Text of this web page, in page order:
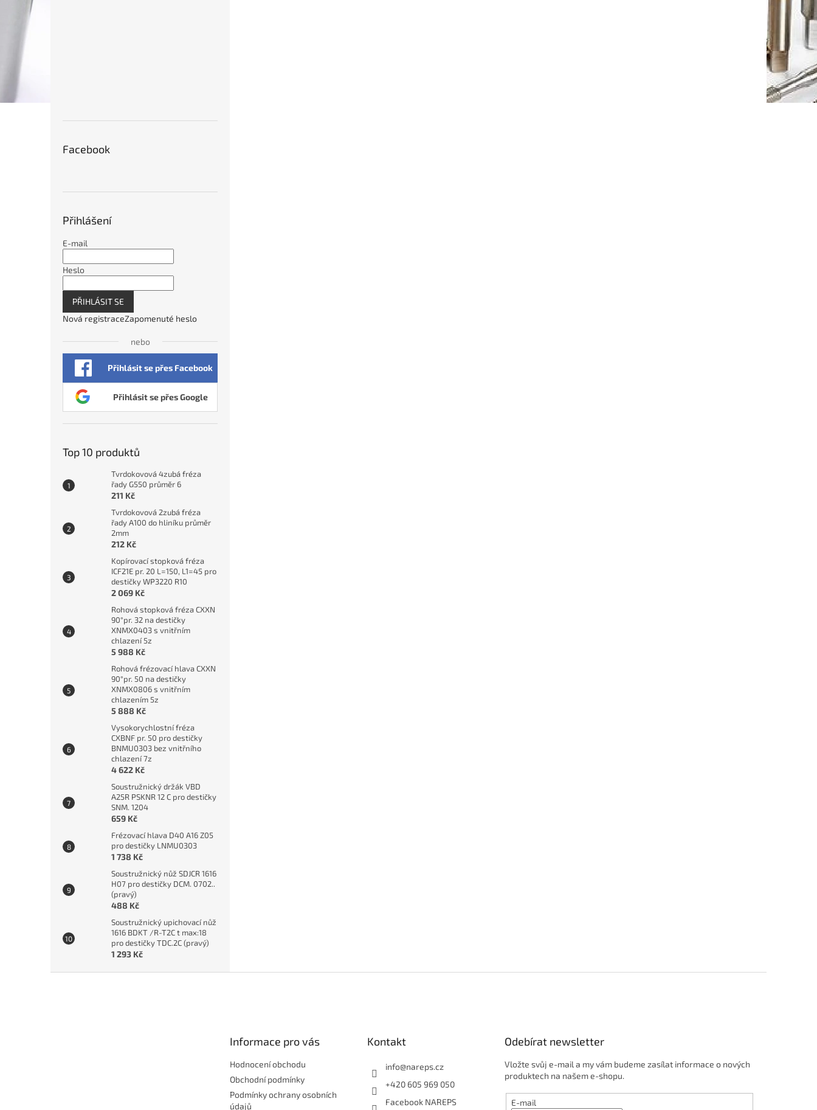
Facebook
Přihlášení
E-mail
Heslo
PŘIHLÁSIT SE
Nová registraceZapomenuté heslo
nebo
Přihlásit se přes Facebook
Přihlásit se přes Google
Top 10 produktů
Tvrdokovová 4zubá fréza
řady G550 průměr 6
211 Kč
Tvrdokovová 2zubá fréza
řady A100 do hliníku průměr
2mm
212 Kč
Kopírovací stopková fréza
ICF21E pr. 20 L=150, L1=45 pro
destičky WP3220 R10
2 069 Kč
Rohová stopková fréza CXXN
90°pr. 32 na destičky
XNMX0403 s vnitřním
chlazení 5z
5 988 Kč
Rohová frézovací hlava CXXN
90°pr. 50 na destičky
XNMX0806 s vnitřním
chlazením 5z
5 888 Kč
Vysokorychlostní fréza
CXBNF pr. 50 pro destičky
BNMU0303 bez vnitřního
chlazení 7z
4 622 Kč
Soustružnický držák VBD
A25R PSKNR 12 C pro destičky
SNM. 1204
659 Kč
Frézovací hlava D40 A16 Z05
pro destičky LNMU0303
1 738 Kč
Soustružnický nůž SDJCR 1616
H07 pro destičky DCM. 0702..
(pravý)
488 Kč
Soustružnický upichovací nůž
1616 BDKT /R-T2C t max:18
pro destičky TDC.2C (pravý)
1 293 Kč
Informace pro vás
Hodnocení obchodu
Obchodní podmínky
Podmínky ochrany osobních
údajů
Kontakt
info@nareps.cz
+420 605 969 050
Facebook NAREPS
Odebírat newsletter
Vložte svůj e-mail a my vám budeme zasílat informace o nových
produktech na našem e-shopu.
E-mail